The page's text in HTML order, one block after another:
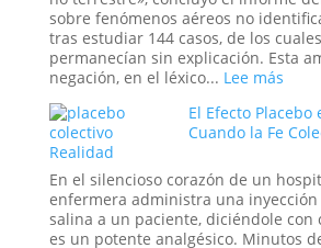
trauma
reprimido?
sobre fenómenos aéreos no
tras estudiar 144 casos, de los
permanecían sin explicación. Esta
negación, en el léxico... Lee más:
del
Otro
El
no
El Efecto Placebo
Cuando la Fe
Realidad
En el silencioso corazón de un
enfermera administra una inyección
salina a un paciente, diciéndole con
es un potente analgésico. Minutos